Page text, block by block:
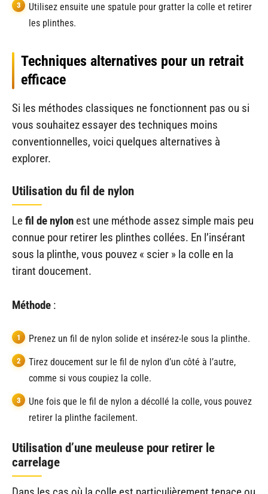
Utilisez ensuite une spatule pour gratter la colle et retirer
les plinthes.
Techniques alternatives pour un retrait
efficace
Si les méthodes classiques ne fonctionnent pas ou si
vous souhaitez essayer des techniques moins
conventionnelles, voici quelques alternatives à
explorer.
Utilisation du fil de nylon
Lefil de nylon est une méthode assez simple mais peu
connue pour retirer les plinthes collées. En l’insérant
sous la plinthe, vous pouvez « scier » la colle en la
tirant doucement.
Méthode :
Prenez un fil de nylon solide et insérez-le sous la plinthe.
Tirez doucement sur le fil de nylon d’un côté à l’autre,
comme si vous coupiez la colle.
Une fois que le fil de nylon a décollé la colle, vous pouvez
retirer la plinthe facilement.
Utilisation d’une meuleuse pour retirer le
carrelage